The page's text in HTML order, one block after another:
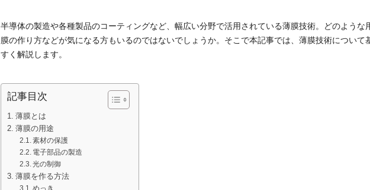
半導体の製造や各種製品のコーティングなど、幅広い分野で活用されている薄膜技術。どのような
膜の作り方などが気になる方もいるのではないでしょうか。そこで本記事では、薄膜技術について
すく解説します。
記事目次
薄膜とは
薄膜の用途
素材の保護
電子部品の製造
光の制御
薄膜を作る方法
めっき